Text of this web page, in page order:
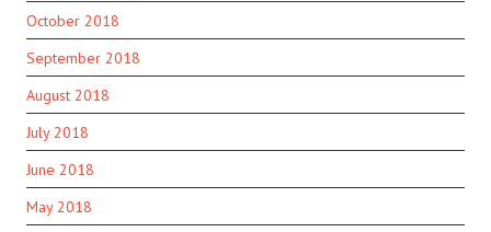
October 2018
September 2018
August 2018
July 2018
June 2018
May 2018